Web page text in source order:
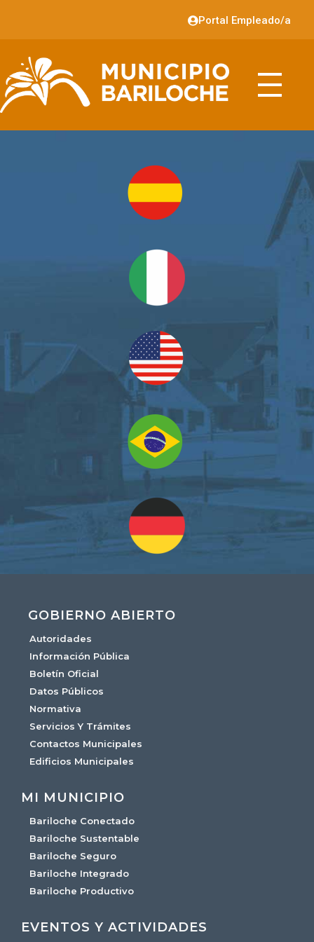
Portal Empleado/a
GOBIERNO ABIERTO
Autoridades
Información Pública
Boletín Oficial
Datos Públicos
Normativa
Servicios Y Trámites
Contactos Municipales
Edificios Municipales
MI MUNICIPIO
Bariloche Conectado
Bariloche Sustentable
Bariloche Seguro
Bariloche Integrado
Bariloche Productivo
EVENTOS Y ACTIVIDADES